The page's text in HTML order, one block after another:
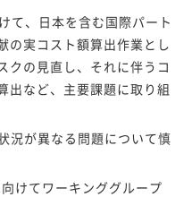
て、日本を含む国際パート
の実コスト額算出作業とし
クの見直し、それに伴うコ
出など、主要課題に取り組
況が異なる問題について慎
けてワーキンググループ